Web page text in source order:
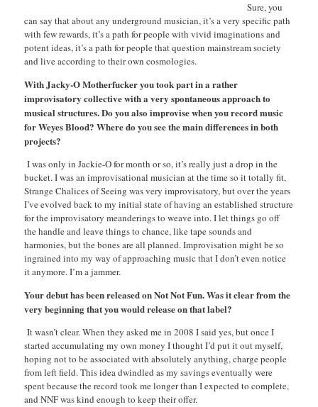
Sure, you
can say that about any underground musician, it’s a very specific path
with few rewards, it’s a path for people with vivid imaginations and
potent ideas, it’s a path for people that question mainstream society
and live according to their own cosmologies.
With Jacky-O Motherfucker you took part in a rather
improvisatory collective with a very spontaneous approach to
musical structures. Do you also improvise when you record music
for Weyes Blood? Where do you see the main differences in both
projects?
I was only in Jackie-O for month or so, it’s really just a drop in the
bucket. I was an improvisational musician at the time so it totally fit,
Strange Chalices of Seeing was very improvisatory, but over the years
I’ve evolved back to my initial state of having an established structure
for the improvisatory meanderings to weave into. I let things go off
the handle and leave things to chance, like tape sounds and
harmonies, but the bones are all planned. Improvisation might be so
ingrained into my way of approaching music that I don’t even notice
it anymore. I’m a jammer.
Your debut has been released on Not Not Fun. Was it clear from the
very beginning that you would release on that label?
It wasn’t clear. When they asked me in 2008 I said yes, but once I
started accumulating my own money I thought I’d put it out myself,
hoping not to be associated with absolutely anything, charge people
from left field. This idea dwindled as my savings eventually were
spent because the record took me longer than I expected to complete,
and NNF was kind enough to keep their offer.